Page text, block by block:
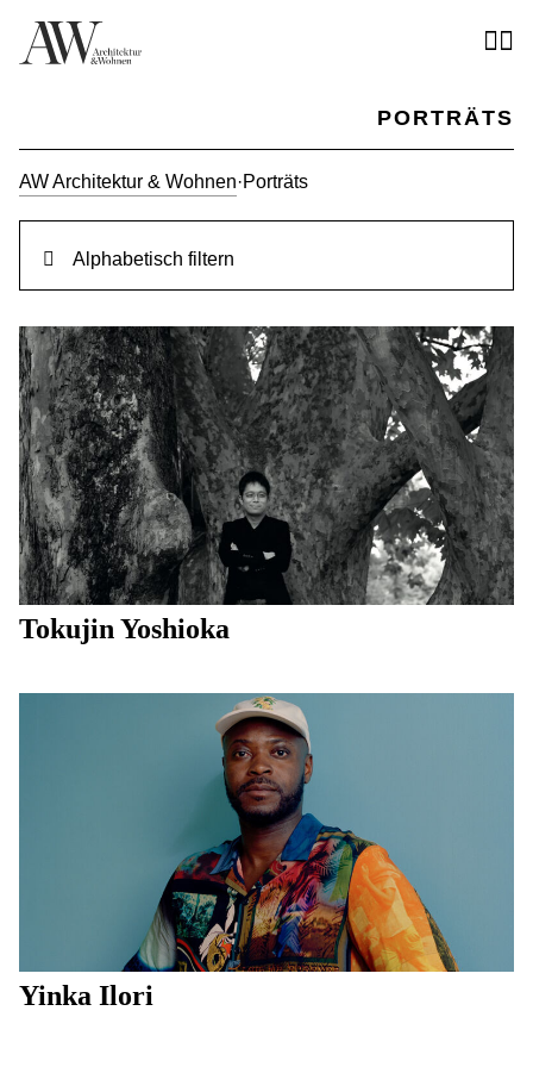
PORTRÄTS
AW Architektur & Wohnen·Porträts
Alphabetisch filtern
Tokujin Yoshioka
Yinka Ilori